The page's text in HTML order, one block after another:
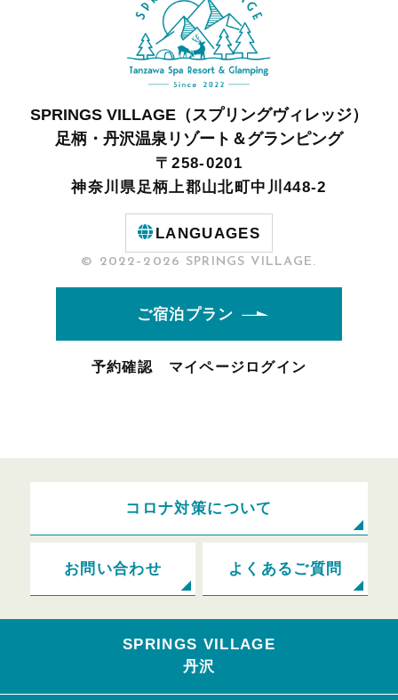
SPRINGS VILLAGE（スプリングヴィレッジ）
足柄・丹沢温泉リゾート＆グランピング
〒258-0201
神奈川県足柄上郡山北町中川448-2
LANGUAGES
© 2022–2026 SPRINGS VILLAGE.
ご宿泊プラン
予約確認 マイページログイン
コロナ対策について
お問い合わせ よくあるご質問
SPRINGS VILLAGE
丹沢